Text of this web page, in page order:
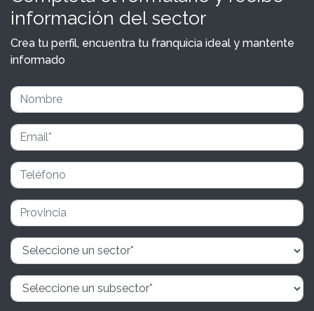
información del sector
Crea tu perfil, encuentra tu franquicia ideal y mantente
informado